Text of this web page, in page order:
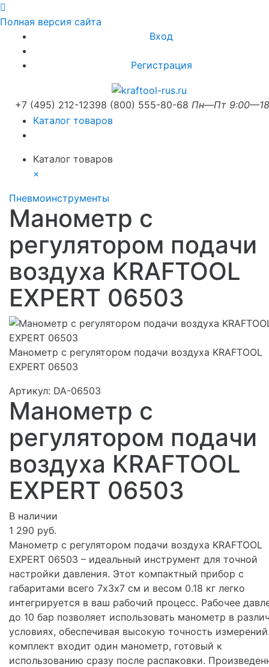
Полная версия сайта
Вход
Регистрация
+7 (495) 212-12398 (800) 555-80-68 Пн—Пт
Каталог товаров
Каталог товаров
×
Пневмоинструменты
Манометр с
регулятором подачи
воздуха KRAFTOOL
EXPERT 06503
Манометр с регулятором подачи воздуха KRAFTOOL
EXPERT 06503
Артикул: DA-06503
Манометр с
регулятором подачи
воздуха KRAFTOOL
EXPERT 06503
В наличии
1 290 руб.
Манометр с регулятором подачи воздуха KRAFTOOL
EXPERT 06503 – идеальный инструмент для точной
настройки давления. Этот компактный прибор с
габаритами всего 7х3х7 см и весом 0.18 кг легко
интегрируется в ваш рабочий процесс. Рабочее
до 10 бар позволяет использовать манометр в
условиях, обеспечивая высокую точность
комплект входит один манометр, готовый к
использованию сразу после распаковки.